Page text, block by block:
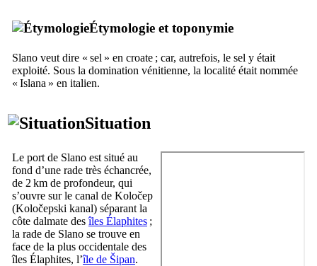
Étymologie et toponymie
Slano veut dire « sel » en croate ; car, autrefois, le sel y était
exploité. Sous la domination vénitienne, la localité était nommée
« Islana » en italien.
Situation
Le port de Slano est situé au
fond d’une rade très échancrée,
de 2 km de profondeur, qui
s’ouvre sur le canal de Koločep
(Koločepski kanal) séparant la
côte dalmate desîles Élaphites ;
la rade de Slano se trouve en
face de la plus occidentale des
îles Élaphites, l’île de Šipan.